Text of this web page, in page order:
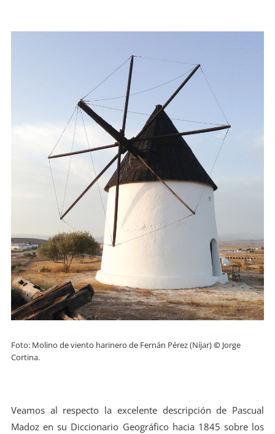
Foto: Molino de viento harinero de Fernán Pérez (Níjar)©Jorge
Cortina.
Veamos al respecto la excelente descripción de Pascual
Madoz en su Diccionario Geográfico hacia 1845 sobre los